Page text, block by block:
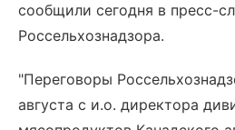
сообщили сегодня в пресс-
Россельхознадзора.
"Переговоры
августа с и.о. директора